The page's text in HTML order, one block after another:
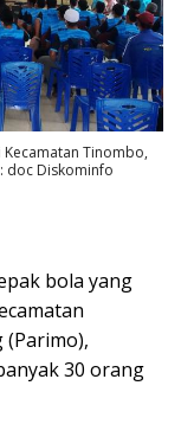
Tinombo,
doc Diskominfo
bola yang
30 orang